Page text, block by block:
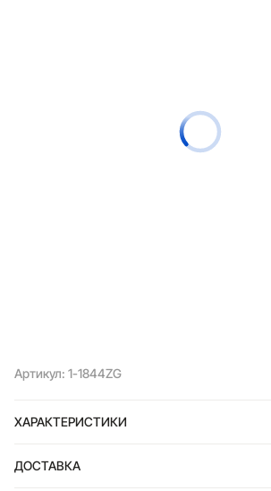
Артикул: 1-1844ZG
ХАРАКТЕРИСТИКИ
ДОСТАВКА